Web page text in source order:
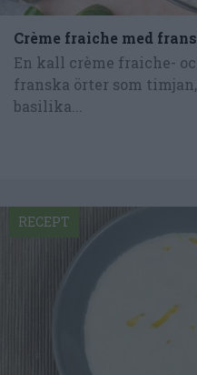
Crème fraiche med
En kall crème fraiche-
franska örter som
basilika...
RECEPT